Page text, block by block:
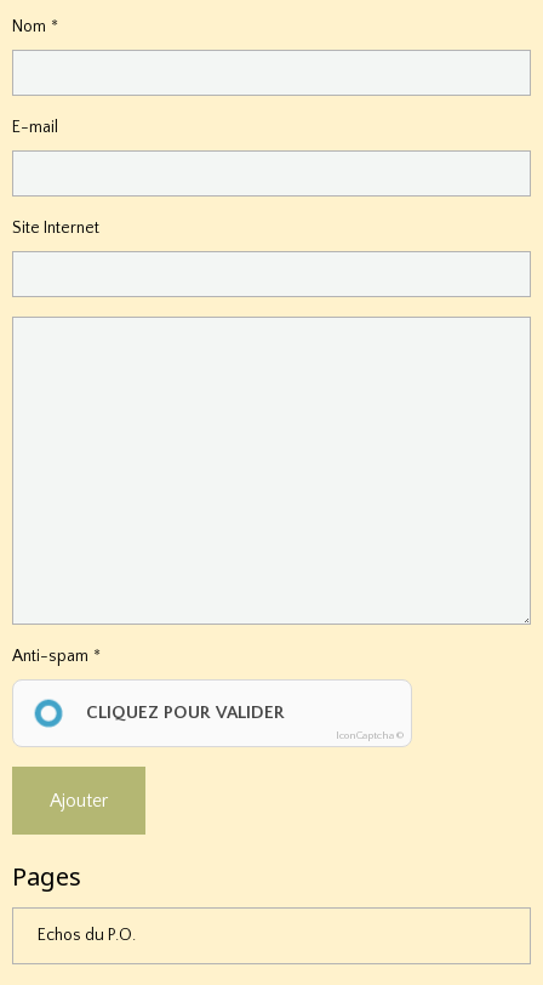
Nom
E-mail
Site Internet
Anti-spam
CLIQUEZ POUR VALIDER
IconCaptcha ©
Ajouter
Pages
Echos du P.O.